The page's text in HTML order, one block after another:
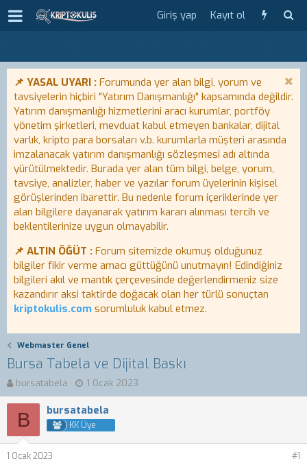
Giriş yap Kayıt ol
📌 YASAL UYARI : Forumunda yer alan bilgi, yorum ve
tavsiyelerin hiçbiri "Yatırım Danışmanlığı" kapsamında değildir.
Yatırım danışmanlığı hizmetlerini aracı kurumlar, portföy
yönetim şirketleri, mevduat kabul etmeyen bankalar, dijital
varlık, kripto para borsaları v.b. kurumlarla müşteri arasında
imzalanacak yatırım danışmanlığı sözleşmesi adı altında
yürütülmektedir. Burada yer alan tüm bilgi, belge, yorum,
tavsiye, analizler, haber ve yazılar forum üyelerinin kişisel
görüşlerinden ibarettir. Bu nedenle forum içeriklerinde yer
alan bilgilere dayanarak yatırım kararı alınması tercih ve
beklentilerinize uygun olmayabilir.
📌 ALTIN ÖĞÜT : Forum sitemizde okumuş olduğunuz
bilgiler fikir verme amacı güttüğünü unutmayın! Edindiğiniz
bilgileri akıl ve mantık çerçevesinde değerlendirmeniz size
kazandırır aksi taktirde doğacak olan her türlü sonuçtan
kriptokulis.com sorumluluk kabul etmez.
Webmaster Genel
Bursa Tabela ve Dijital Baskı
K
o
n
b
y
u
bursatabela
B
a
ş
l
a
n
1 Ocak 2023
B bursatabela
KK Üye
1 Ocak 2023 #1